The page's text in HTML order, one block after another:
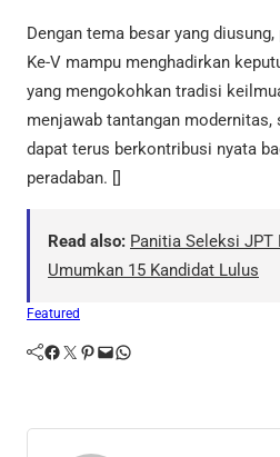
Dengan tema besar yang
Ke-V mampu menghadirkan
yang mengokohkan tradisi
menjawab tantangan modernitas,
dapat terus berkontribusi nyata
peradaban. []
Read also: Panitia Seleksi JPT
Umumkan 15 Kandidat Lulus
Featured
Facebook Twitter Pinterest Mail WhatsApp